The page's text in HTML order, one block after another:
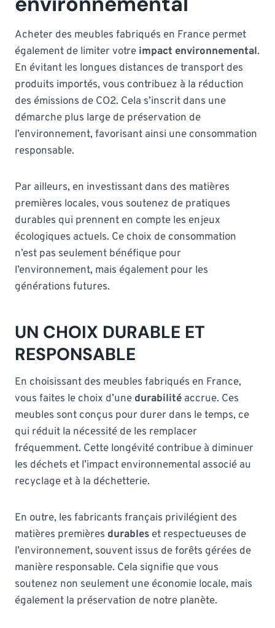
Acheter des meubles fabriqués en France permet
également de limiter votre impact environnemental.
En évitant les longues distances de transport des
produits importés, vous contribuez à la réduction
des émissions de CO2. Cela s’inscrit dans une
démarche plus large de préservation de
l’environnement, favorisant ainsi une consommation
responsable.
Par ailleurs, en investissant dans des matières
premières locales, vous soutenez de pratiques
durables qui prennent en compte les enjeux
écologiques actuels. Ce choix de consommation
n’est pas seulement bénéfique pour
l’environnement, mais également pour les
générations futures.
UN CHOIX DURABLE ET
RESPONSABLE
En choisissant des meubles fabriqués en France,
vous faites le choix d’une durabilité accrue. Ces
meubles sont conçus pour durer dans le temps, ce
qui réduit la nécessité de les remplacer
fréquemment. Cette longévité contribue à diminuer
les déchets et l’impact environnemental associé au
recyclage et à la déchetterie.
En outre, les fabricants français privilégient des
matières premières durables et respectueuses de
l’environnement, souvent issus de forêts gérées de
manière responsable. Cela signifie que vous
soutenez non seulement une économie locale, mais
également la préservation de notre planète.